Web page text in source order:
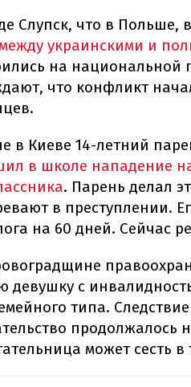
Слупск, что в Польше,
украинскими и
на национальной
что конфликт
в Киеве 14-летний
в школе нападение
. Парень делал
в преступлении.
на 60 дней. Сейчас
девушку с
типа.
продолжалось
может сесть в